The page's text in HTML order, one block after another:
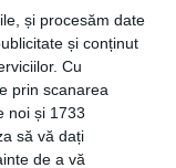
și procesăm date
și conținut
Cu
prin scanarea
noi și 1733
să vă dați
de a vă
Articole recente